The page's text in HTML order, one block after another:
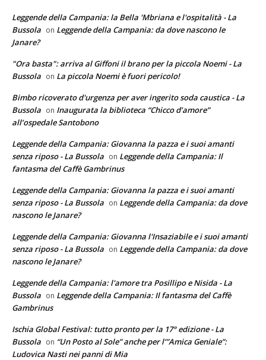
Leggende della Campania: la Bella 'Mbriana e l'ospitalità - La
Bussola on Leggende della Campania: da dove nascono le
Janare?
"Ora basta": arriva al Giffoni il brano per la piccola Noemi - La
Bussola on La piccola Noemi è fuori pericolo!
Bimbo ricoverato d'urgenza per aver ingerito soda caustica - La
Bussola on Inaugurata la biblioteca “Chicco d’amore”
all’ospedale Santobono
Leggende della Campania: Giovanna la pazza e i suoi amanti
senza riposo - La Bussola on Leggende della Campania: Il
fantasma del Caffè Gambrinus
Leggende della Campania: Giovanna la pazza e i suoi amanti
senza riposo - La Bussola on Leggende della Campania: da dove
nascono le Janare?
Leggende della Campania: Giovanna l'Insaziabile e i suoi amanti
senza riposo - La Bussola on Leggende della Campania: da dove
nascono le Janare?
Leggende della Campania: l'amore tra Posillipo e Nisida - La
Bussola on Leggende della Campania: Il fantasma del Caffè
Gambrinus
Ischia Global Festival: tutto pronto per la 17° edizione - La
Bussola on “Un Posto al Sole” anche per l’”Amica Geniale”:
Ludovica Nasti nei panni di Mia